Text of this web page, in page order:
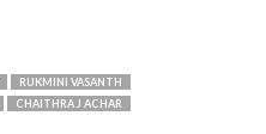
RUKMINI VASANTH
CHAITHRA J ACHAR